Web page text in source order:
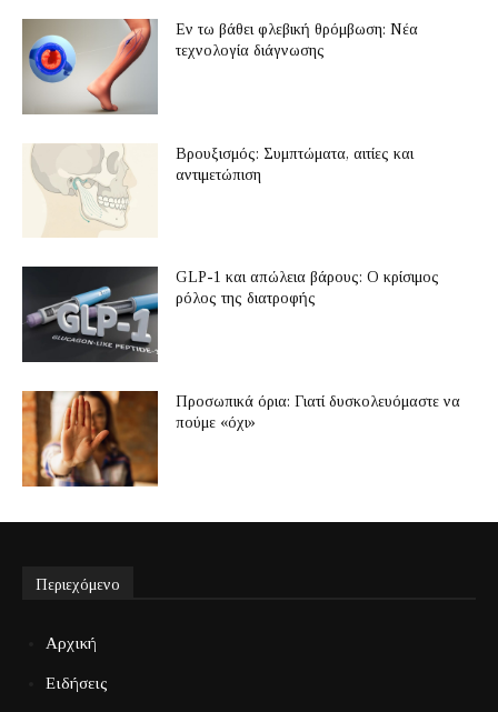
Εν τω βάθει φλεβική θρόμβωση: Νέα
τεχνολογία διάγνωσης
Βρουξισμός: Συμπτώματα, αιτίες και
αντιμετώπιση
GLP-1 και απώλεια βάρους: Ο κρίσιμος
ρόλος της διατροφής
Προσωπικά όρια: Γιατί δυσκολευόμαστε να
πούμε «όχι»
Περιεχόμενο
Αρχική
Ειδήσεις